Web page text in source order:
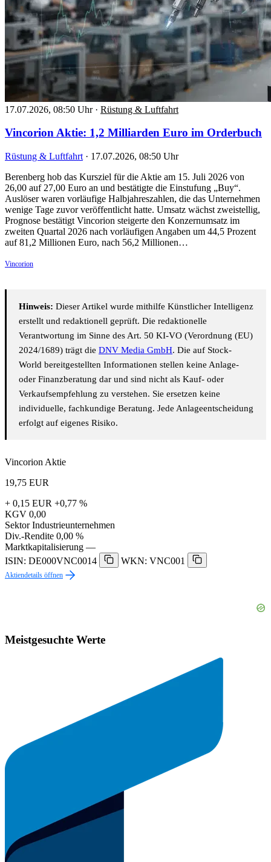
17.07.2026, 08:50 Uhr · Rüstung & Luftfahrt
Vincorion Aktie: 1,2 Milliarden Euro im Orderbuch
Rüstung & Luftfahrt · 17.07.2026, 08:50 Uhr
Berenberg hob das Kursziel für die Aktie am 15. Juli 2026 von
26,00 auf 27,00 Euro an und bestätigte die Einstufung „Buy“.
Auslöser waren vorläufige Halbjahreszahlen, die das Unternehmen
wenige Tage zuvor veröffentlicht hatte. Umsatz wächst zweistellig,
Prognose bestätigt Vincorion steigerte den Konzernumsatz im
zweiten Quartal 2026 nach vorläufigen Angaben um 44,5 Prozent
auf 81,2 Millionen Euro, nach 56,2 Millionen…
Vincorion
Hinweis: Dieser Artikel wurde mithilfe Künstlicher Intelligenz
erstellt und redaktionell geprüft. Die redaktionelle
Verantwortung im Sinne des Art. 50 KI-VO (Verordnung (EU)
2024/1689) trägt die DNV Media GmbH. Die auf Stock-
World bereitgestellten Informationen stellen keine Anlage-
oder Finanzberatung dar und sind nicht als Kauf- oder
Verkaufsempfehlung zu verstehen. Sie ersetzen keine
individuelle, fachkundige Beratung. Jede Anlageentscheidung
erfolgt auf eigenes Risiko.
Vincorion Aktie
19,75 EUR
+ 0,15 EUR +0,77 %
KGV 0,00
Sektor Industrieunternehmen
Div.-Rendite 0,00 %
Marktkapitalisierung —
ISIN: DE000VNC0014
WKN: VNC001
Aktiendetails öffnen
Meistgesuchte Werte